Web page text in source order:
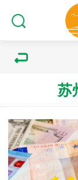
苏